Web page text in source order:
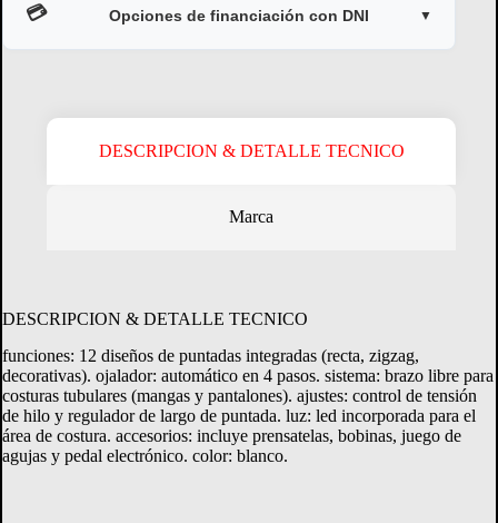
💳 Opciones de financiación con DNI ▼
CONSULTAR MARGEN
DESCRIPCION & DETALLE TECNICO
Marca
DESCRIPCION & DETALLE TECNICO
funciones: 12 diseños de puntadas integradas (recta, zigzag,
decorativas). ojalador: automático en 4 pasos. sistema: brazo libre para
costuras tubulares (mangas y pantalones). ajustes: control de tensión
de hilo y regulador de largo de puntada. luz: led incorporada para el
área de costura. accesorios: incluye prensatelas, bobinas, juego de
agujas y pedal electrónico. color: blanco.